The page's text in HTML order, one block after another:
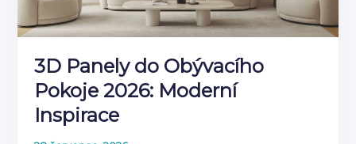
3D Panely do Obývacího
Pokoje 2026: Moderní
Inspirace